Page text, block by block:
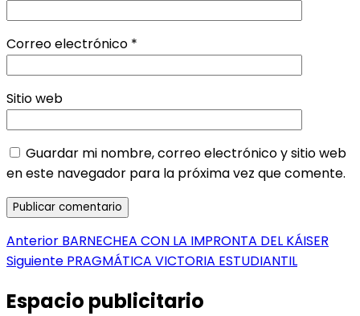
Correo electrónico *
Sitio web
Guardar mi nombre, correo electrónico y sitio web
en este navegador para la próxima vez que comente.
Navegación
de
entradas
Anterior Entrada
anterior:
BARNECHEA CON LA IMPRONTA DEL KÁISER
Siguiente Entrada
PRAGMÁTICA VICTORIA ESTUDIANTIL
Espacio publicitario